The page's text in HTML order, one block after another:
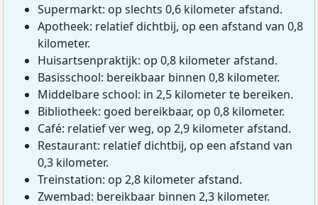
Supermarkt: op slechts 0,6 kilometer afstand.
Apotheek: relatief dichtbij, op een afstand van 0,8
kilometer.
Huisartsenpraktijk: op 0,8 kilometer afstand.
Basisschool: bereikbaar binnen 0,8 kilometer.
Middelbare school: in 2,5 kilometer te bereiken.
Bibliotheek: goed bereikbaar, op 0,8 kilometer.
Café: relatief ver weg, op 2,9 kilometer afstand.
Restaurant: relatief dichtbij, op een afstand van
0,3 kilometer.
Treinstation: op 2,8 kilometer afstand.
Zwembad: bereikbaar binnen 2,3 kilometer.